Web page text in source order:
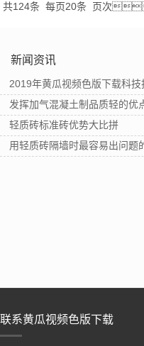
共124条 每页20条 页次
新闻资讯
2019年黄瓜视频色版下载科
发挥加气混凝土制品质轻的
轻质砖标准砖优势大比拼
用轻质砖隔墙时最容易出问题
联系黄瓜视频色版下载